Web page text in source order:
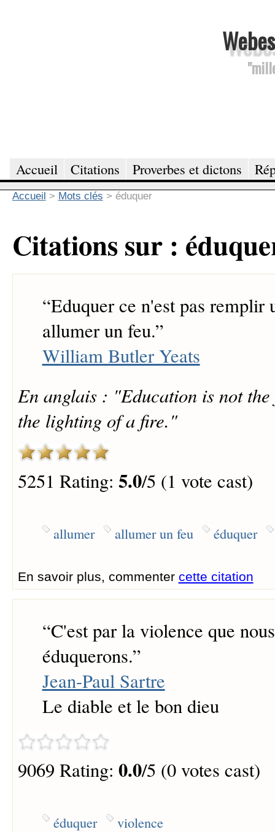
Accueil Citations Proverbes et dictons
Accueil > Mots clés > éduquer
Citations sur :
“Eduquer ce n'est pas remplir
allumer un feu.”
William Butler Yeats
En anglais : "Education is not
the lighting of a fire."
5251 Rating: 5.0/5 (1 vote cast)
allumer allumer un feu éduquer
En savoir plus, commenter cette citation
“C'est par la violence que
éduquerons.”
Jean-Paul Sartre
Le diable et le bon dieu
9069 Rating: 0.0/5 (0 votes cast)
éduquer violence